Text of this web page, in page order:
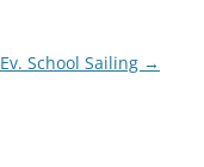
Ev. School Sailing →